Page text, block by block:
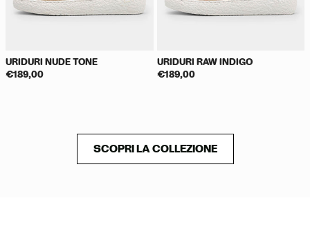
URIDURI NUDE TONE
€189,00
URIDURI RAW INDIGO
€189,00
SCOPRI LA COLLEZIONE